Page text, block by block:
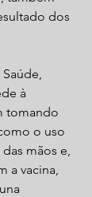
dos
à
tomando
o uso
mãos e,
a vacina,